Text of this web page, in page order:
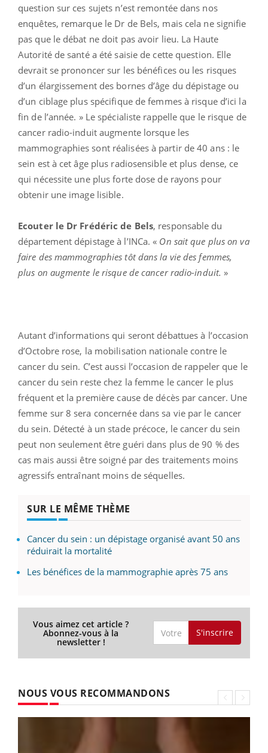
question sur ces sujets n’est remontée dans nos
enquêtes, remarque le Dr de Bels, mais cela ne signifie
pas que le débat ne doit pas avoir lieu. La Haute
Autorité de santé a été saisie de cette question. Elle
devrait se prononcer sur les bénéfices ou les risques
d’un élargissement des bornes d’âge du dépistage ou
d’un ciblage plus spécifique de femmes à risque d’ici la
fin de l’année. » Le spécialiste rappelle que le risque de
cancer radio-induit augmente lorsque les
mammographies sont réalisées à partir de 40 ans : le
sein est à cet âge plus radiosensible et plus dense, ce
qui nécessite une plus forte dose de rayons pour
obtenir une image lisible.
Ecouter le Dr Frédéric de Bels, responsable du
département dépistage à l’INCa. « On sait que plus on va
faire des mammographies tôt dans la vie des femmes,
plus on augmente le risque de cancer radio-induit.»
Autant d’informations qui seront débattues à l’occasion
d’Octobre rose, la mobilisation nationale contre le
cancer du sein. C’est aussi l’occasion de rappeler que le
cancer du sein reste chez la femme le cancer le plus
fréquent et la première cause de décès par cancer. Une
femme sur 8 sera concernée dans sa vie par le cancer
du sein. Détecté à un stade précoce, le cancer du sein
peut non seulement être guéri dans plus de 90 % des
cas mais aussi être soigné par des traitements moins
agressifs entraînant moins de séquelles.
SUR LE MÊME THÈME
Cancer du sein : un dépistage organisé avant 50 ans
réduirait la mortalité
Les bénéfices de la mammographie après 75 ans
Vous aimez cet article ?
Abonnez-vous à la
newsletter !
S'inscrire
NOUS VOUS RECOMMANDONS